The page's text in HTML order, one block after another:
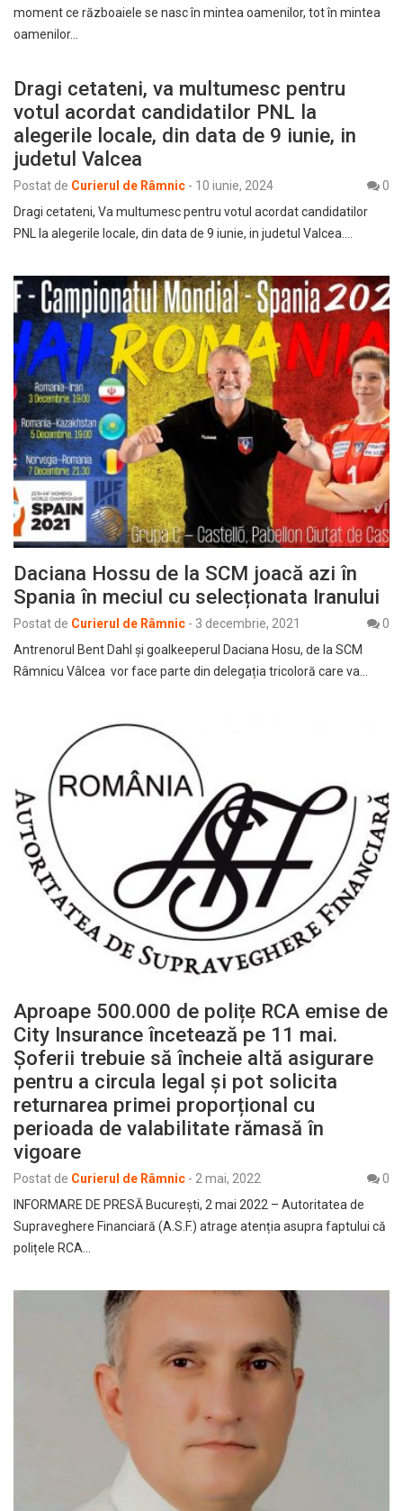
moment ce războaiele se nasc în mintea oamenilor, tot în mintea
oamenilor…
Dragi cetateni, va multumesc pentru
votul acordat candidatilor PNL la
alegerile locale, din data de 9 iunie, in
judetul Valcea
Postat de Curierul de Râmnic - 10 iunie, 2024
0
Dragi cetateni, Va multumesc pentru votul acordat candidatilor
PNL la alegerile locale, din data de 9 iunie, in judetul Valcea.…
Daciana Hossu de la SCM joacă azi în
Spania în meciul cu selecționata Iranului
Postat de Curierul de Râmnic - 3 decembrie, 2021
0
Antrenorul Bent Dahl şi goalkeeperul Daciana Hosu, de la SCM
Râmnicu Vâlcea vor face parte din delegația tricoloră care va…
Aproape 500.000 de polițe RCA emise de
City Insurance încetează pe 11 mai.
Șoferii trebuie să încheie altă asigurare
pentru a circula legal și pot solicita
returnarea primei proporțional cu
perioada de valabilitate rămasă în
vigoare
Postat de Curierul de Râmnic - 2 mai, 2022
0
INFORMARE DE PRESĂ București, 2 mai 2022 – Autoritatea de
Supraveghere Financiară (A.S.F.) atrage atenția asupra faptului că
polițele RCA…